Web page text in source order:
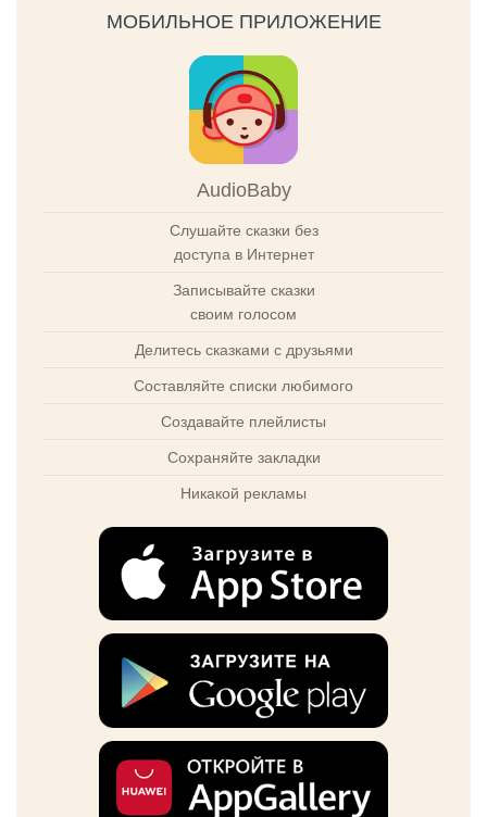
МОБИЛЬНОЕ ПРИЛОЖЕНИЕ
AudioBaby
Слушайте сказки без
доступа в Интернет
Записывайте сказки
своим голосом
Делитесь сказками с друзьями
Составляйте списки любимого
Создавайте плейлисты
Сохраняйте закладки
Никакой рекламы